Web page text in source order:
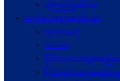
ယုံကြည်မှုဆိုင်ရာ
ဆက်စပ်အဖွဲ့အစည်းများ
ကုလသမဂ္ဂ
ASEAN
နိုင်ငံတကာအဖွဲ့အစည်းမျ
ပြည်တွင်းအဖွဲ့အစည်းမျ